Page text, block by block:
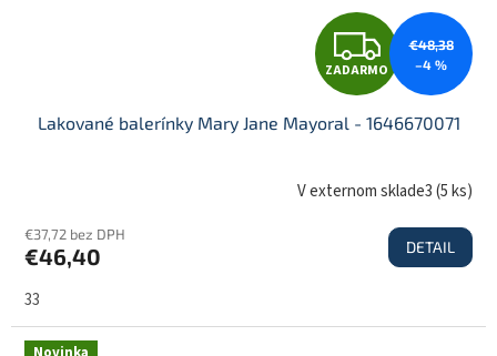
Z
A
D
A
R
ZADARMO
€48,38
–4 %
Lakované balerínky Mary Jane Mayoral - 1646670071
V externom sklade3(5 ks)
€37,72 bez DPH
€46,40 DETAIL
33